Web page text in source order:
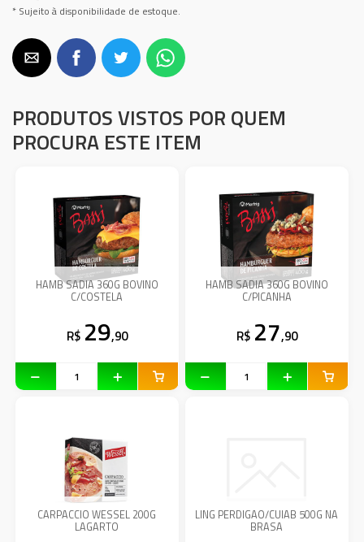
* Sujeito à disponibilidade de estoque.
PRODUTOS VISTOS POR QUEM
PROCURA ESTE ITEM
HAMB SADIA 360G BOVINO
C/COSTELA
R$ 29,90
HAMB SADIA 360G BOVINO
C/PICANHA
R$ 27,90
CARPACCIO WESSEL 200G
LAGARTO
LING PERDIGAO/CUIAB 500G NA
BRASA